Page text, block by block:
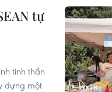
tự
tinh thần
dựng một